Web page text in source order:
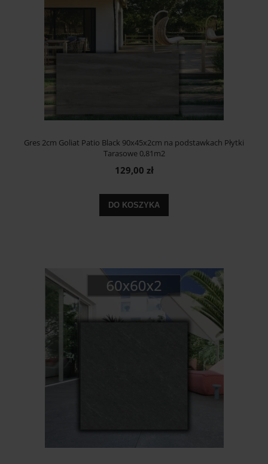
Gres 2cm Goliat Patio Black 90x45x2cm na podstawkach Płytki
Tarasowe 0,81m2
129,00 zł
DO KOSZYKA